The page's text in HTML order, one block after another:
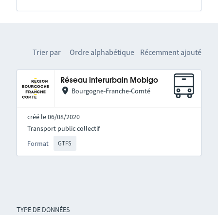
TYPE DE DONNÉES
Trier par Ordre alphabétique Récemment ajouté
Réseau interurbain Mobigo
Bourgogne-Franche-Comté
créé le 06/08/2020
Format GTFS
Transport public collectif